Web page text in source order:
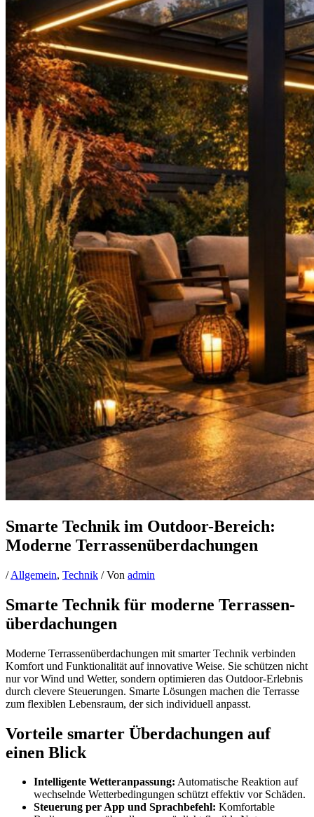
Smarte Technik im Outdoor-Bereich:
Moderne Terrassenüberdachungen
/Allgemein, Technik / Von admin
Smarte Technik für moderne Terrassen-
überdachungen
Moderne Terrassenüberdachungen mit smarter Technik verbinden
Komfort und Funktionalität auf innovative Weise. Sie schützen nicht
nur vor Wind und Wetter, sondern optimieren das Outdoor-Erlebnis
durch clevere Steuerungen. Smarte Lösungen machen die Terrasse
zum flexiblen Lebensraum, der sich individuell anpasst.
Vorteile smarter Überdachungen auf
einen Blick
Intelligente Wetteranpassung: Automatische Reaktion auf
wechselnde Wetterbedingungen schützt effektiv vor Schäden.
Steuerung per App und Sprachbefehl: Komfortable